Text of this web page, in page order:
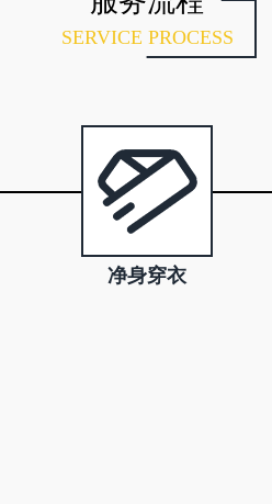
SERVICE PROCESS
净身穿衣